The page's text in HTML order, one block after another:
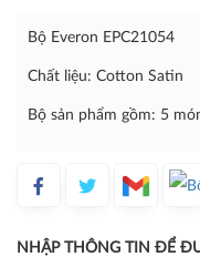
Bộ Everon EPC21054
Chất liệu: Cotton Satin
Bộ sản phẩm gồm: 5
NHẬP THÔNG TIN ĐỂ